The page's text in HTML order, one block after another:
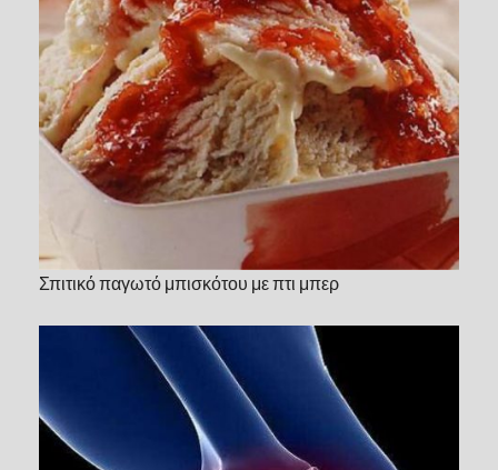
Σπιτικό παγωτό μπισκότου με πτι μπερ